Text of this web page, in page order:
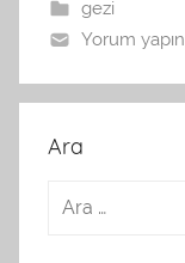
gezi
Yorum yapın
Ara